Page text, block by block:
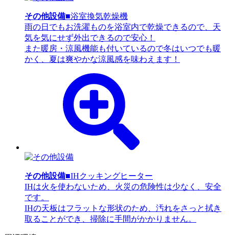
その他設備■浴室換気乾燥機
雨の日でもお洗濯ものを浴室内で乾燥できるので、天
気を気にせず外出できるので安心！
また暖房・涼風機能も付いているので冬はいつでも暖
かく、夏は爽やかな涼風感を味わえます！
その他設備■IHクッキングヒーター
IHは火を使わないため、火災の危険性は少なく、安全
です。
IHの天板はフラットな形状のため、汚れをさっと拭き
取ることができ、掃除に手間がかかりません。